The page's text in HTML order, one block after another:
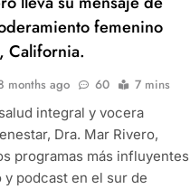
femenino
California.
months ago 60
7 mins
integral y vocera
Dra. Mar Rivero,
programas más influyentes
podcast en el sur de